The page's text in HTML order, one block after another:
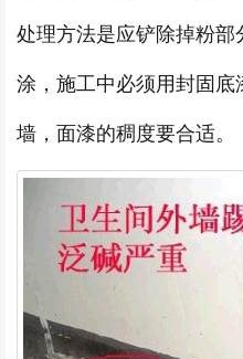
处理方法是应铲除掉粉
涂，施工中必须用封固
墙，面漆的稠度要合适。